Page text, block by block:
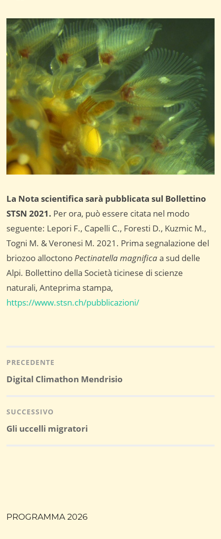
La Nota scientifica sarà pubblicata sul Bollettino
STSN 2021. Per ora, può essere citata nel modo
seguente: Lepori F., Capelli C., Foresti D., Kuzmic M.,
Togni M. & Veronesi M. 2021. Prima segnalazione del
briozoo alloctonoPectinatella magnificaa sud delle
Alpi. Bollettino della Società ticinese di scienze
naturali, Anteprima stampa,
https://www.stsn.ch/pubblicazioni/
articoli
PRECEDENTE
Post
Digital Climathon Mendrisio
SUCCESSIVO
Post
Gli uccelli migratori
PROGRAMMA 2026